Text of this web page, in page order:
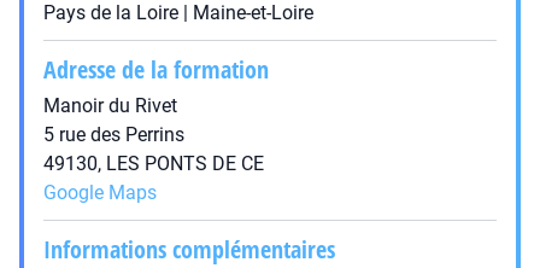
Pays de la Loire | Maine-et-Loire
Adresse de la formation
Manoir du Rivet
5 rue des Perrins
49130, LES PONTS DE CE
Google Maps
Informations complémentaires